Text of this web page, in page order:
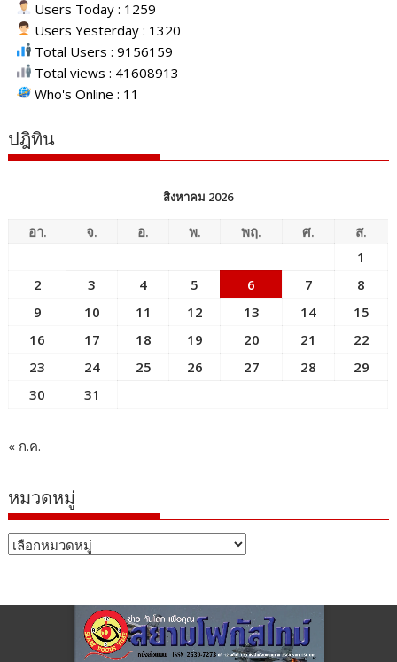
Users Today : 1259
Users Yesterday : 1320
Total Users : 9156159
Total views : 41608913
Who's Online : 11
ปฎิทิน
สิงหาคม 2026
อา. จ. อ. พ. พฤ. ศ.
ส.
1
2
3 4 5 6 7
8
9
10 11 12 13 14
15
16
17 18 19 20 21
22
23
24 25 26 27 28
29
30
31
« ก.ค.
หมวดหมู่
หมวด